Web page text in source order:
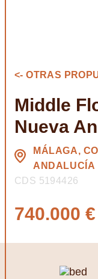
<- OTRAS
Middle
Nueva
MÁLAGA,
ANDALUCÍA
CDS 5194426
740.000 €